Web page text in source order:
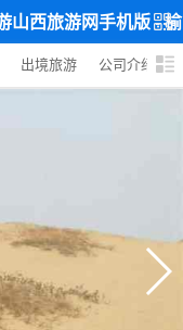
出境旅游 公司介绍